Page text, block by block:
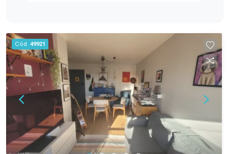
Destaques do apartamento: Sala ampla e muito
bem iluminada 03 dormitórios, sendo 01 suíte
com móveis sob medida Banheiro social com
necessidade de acabamento Cozinha espaçosa
Área de serviço separada Despensa Banheiro
auxiliar Apartamento totalmente ensolarado,
proporcionando ambientes agradáveis e
ventilados O condomínio oferece: Vaga de
garagem individual Central de alarme para maior
segurança Portão eletrônico Ideal para quem
Cód. 49921